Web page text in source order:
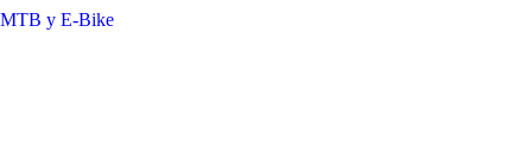
MTB y E-Bike